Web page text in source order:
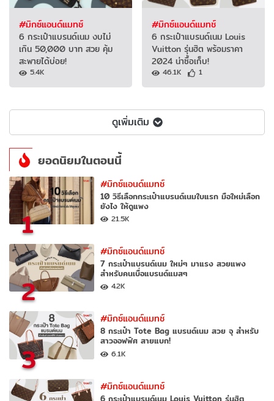
#มิกซ์แอนด์แมทช์
6 กระเป๋าแบรนด์เนม งบไม่
เกิน 50,000 บาท สวย คุ้ม
สะพายได้บ่อย!
5.4K
#มิกซ์แอนด์แมทช์
6 กระเป๋าแบรนด์เนม Louis
Vuitton รุ่นฮิต พร้อมราคา
2024 น่าซื้อเก็บ!
46.1K 1
ดูเพิ่มเติม
ยอดนิยมในตอนนี้
1
#มิกซ์แอนด์แมทช์
10 วิธีเลือกกระเป๋าแบรนด์เนมใบแรก มือใหม่เลือก
ยังไง ให้ดูแพง
21.5K
2
#มิกซ์แอนด์แมทช์
7 กระเป๋าแบรนด์เนม ใหม่ๆ มาแรง สวยแพง
สำหรับคนเบื่อแบรนด์แมสๆ
4.2K
3
#มิกซ์แอนด์แมทช์
8 กระเป๋า Tote Bag แบรนด์เนม สวย จุ สำหรับ
สาวออฟฟิศ สายแบก!
6.1K
#มิกซ์แอนด์แมทช์
6 กระเป๋าแบรนด์เนม Louis Vuitton รุ่นฮิต